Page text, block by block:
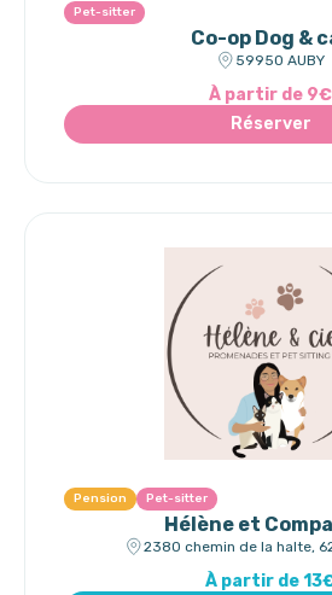
Pet-sitter
Co-op Dog &
59950 AUBY
À partir de 9€
Réserver
Pension Pet-sitter
Hélène et
2380 chemin de la halte,
À partir de